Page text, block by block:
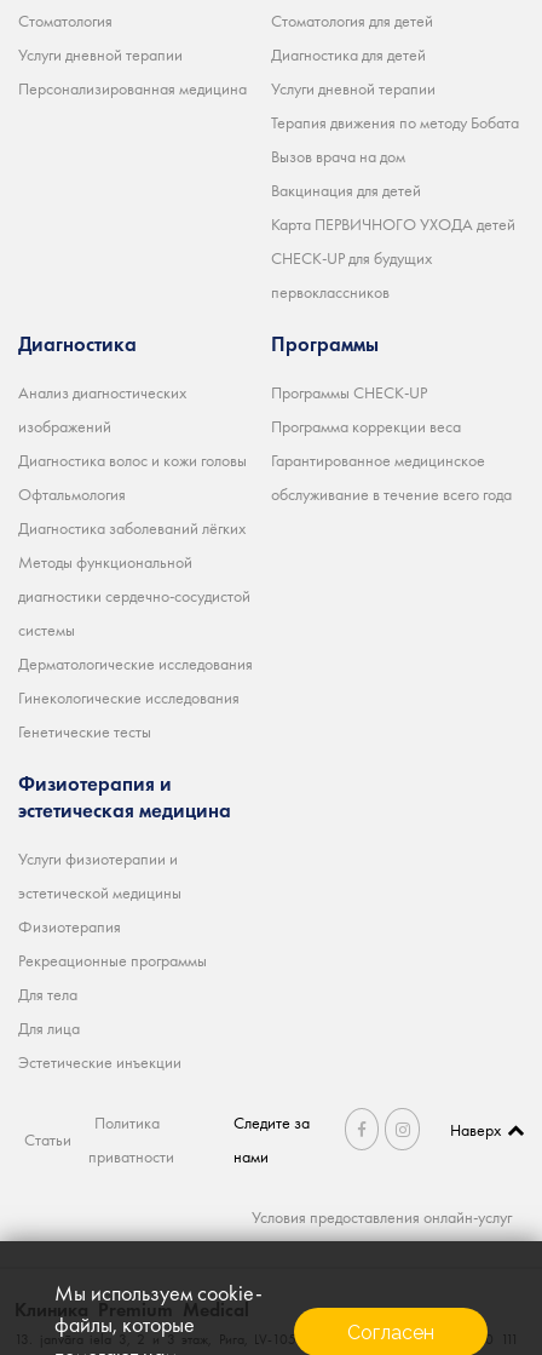
Согласен
Мы используем cookie-
файлы, которые
Стоматология
Услуги дневной терапии
Персонализированная медицина
Стоматология для детей
Диагностика для детей
Услуги дневной терапии
Терапия движения по методу Бобата
Вызов врача на дом
Вакцинация для детей
Карта ПЕРВИЧНОГО УХОДА детей
CHECK-UP для будущих
первоклассников
Диагностика
Анализ диагностических
изображений
Диагностика волос и кожи головы
Офтальмология
Диагностика заболеваний лёгких
Методы функциональной
диагностики сердечно-сосудистой
системы
Дерматологические исследования
Гинекологические исследования
Генетические тесты
Физиотерапия и
эстетическая медицина
Услуги физиотерапии и
эстетической медицины
Физиотерапия
Рекреационные программы
Для тела
Для лица
Эстетические инъекции
Программы
Программы CHECK-UP
Программа коррекции веса
Гарантированное медицинское
обслуживание в течение всего года
Статьи
Политика
приватности
Следите за
нами
Наверх
Условия предоставления онлайн-услуг
Клиника Premium Medical
13. janvāra iela 3, 2 и 3 этаж, Рига, LV-1050, тел. 660 111 60; факс. 660 111